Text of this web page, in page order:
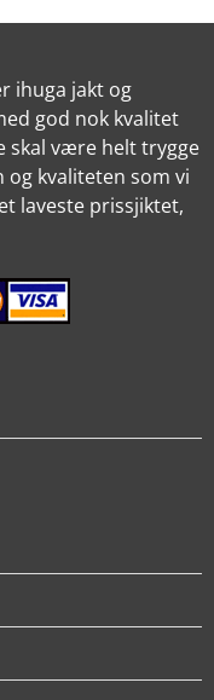
ihuga jakt og
god nok kvalitet
skal være helt trygge
kvaliteten som vi
laveste prissjiktet,